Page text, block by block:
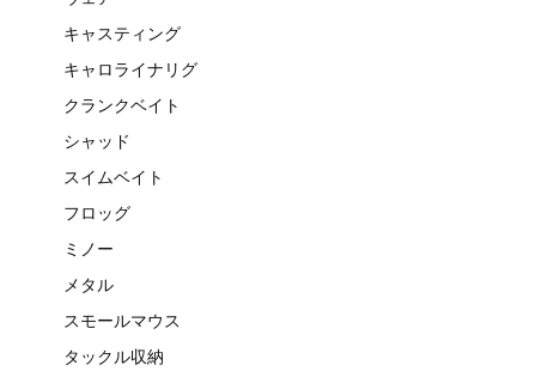
キャスティング
キャロライナリグ
クランクベイト
シャッド
スイムベイト
フロッグ
ミノー
メタル
スモールマウス
タックル収納